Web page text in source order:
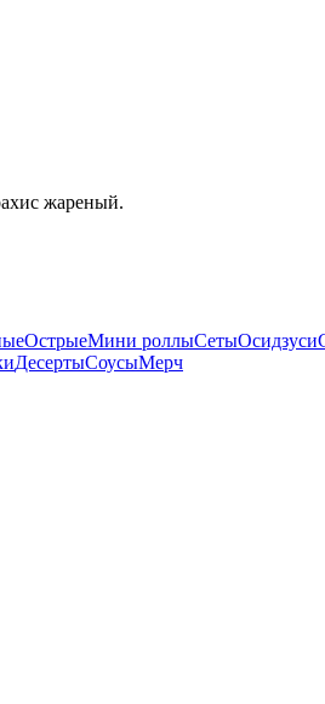
жареный.
ОстрыеМини роллыСетыОсидзуси
ДесертыСоусыМерч